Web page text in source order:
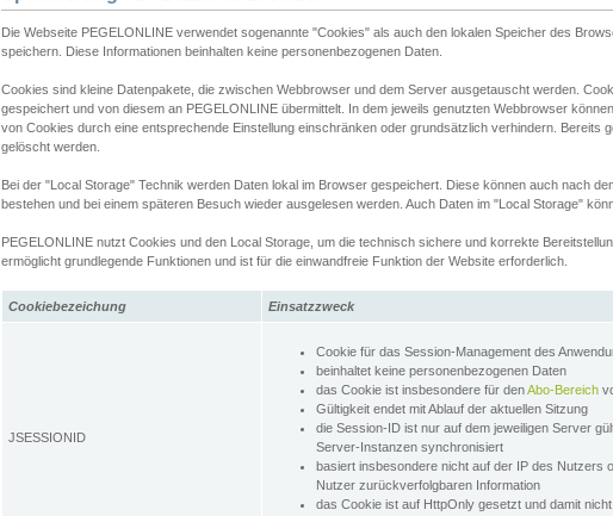
Die Webseite PEGELONLINE verwendet sogenannte "Cookies" als auch den lokalen Speicher des
speichern. Diese Informationen beinhalten keine personenbezogenen Daten.
Cookies sind kleine Datenpakete, die zwischen Webbrowser und dem Server ausgetauscht werden.
gespeichert und von diesem an PEGELONLINE übermittelt. In dem jeweils genutzten Webbrowser
von Cookies durch eine entsprechende Einstellung einschränken oder grundsätzlich verhindern. Bereits
gelöscht werden.
Bei der "Local Storage" Technik werden Daten lokal im Browser gespeichert. Diese können auch nach
bestehen und bei einem späteren Besuch wieder ausgelesen werden. Auch Daten im "Local Storage"
PEGELONLINE nutzt Cookies und den Local Storage, um die technisch sichere und korrekte
ermöglicht grundlegende Funktionen und ist für die einwandfreie Funktion der Website erforderlich.
Cookiebezeichung Einsatzzweck
JSESSIONID
Cookie für das Session-Management des
beinhaltet keine personenbezogenen Daten
das Cookie ist insbesondere für denAbo-Bereich
Gültigkeit endet mit Ablauf der aktuellen Sitzung
die Session-ID ist nur auf dem jeweiligen Server
Server-Instanzen synchronisiert
basiert insbesondere nicht auf der IP des Nutzers
Nutzer zurückverfolgbaren Information
das Cookie ist auf HttpOnly gesetzt und damit